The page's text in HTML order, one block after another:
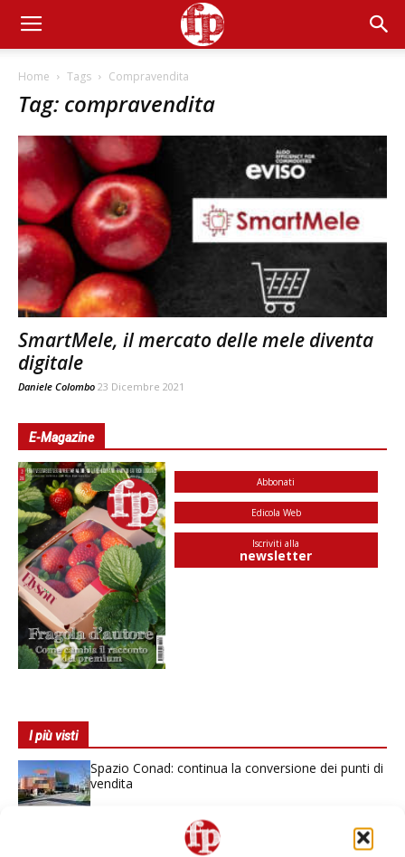
Home Tags Compravendita
Tag: compravendita
SmartMele, il mercato delle mele diventa
digitale
Daniele Colombo 23 Dicembre 2021
E-Magazine
Abbonati
Edicola Web
Iscriviti alla
newsletter
I più visti
Spazio Conad: continua la conversione dei punti di
vendita
Non è una susina: è Metis… e può rivoluzionare la